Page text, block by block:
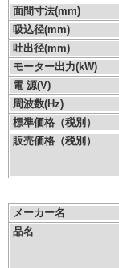
面間寸法(mm)
吸込径(mm)
吐出径(mm)
モーター出力(kW)
電 源(V)
周波数(Hz)
標準価格（税別）
販売価格（税別）
メーカー名
品名